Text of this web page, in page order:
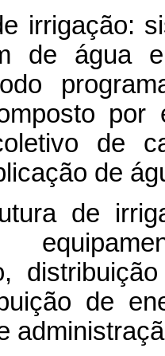
irrigação:
de água
por
de
de
de
de